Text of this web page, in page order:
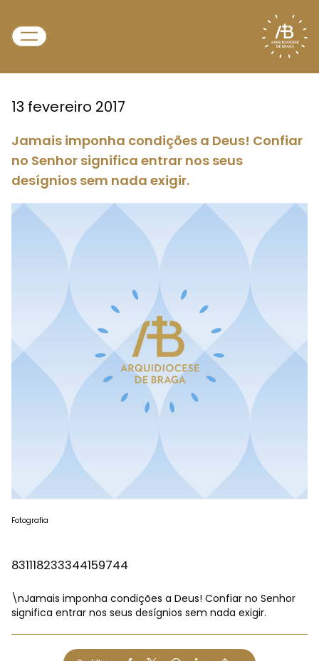
13 fevereiro 2017
Jamais imponha condições a Deus! Confiar
no Senhor significa entrar nos seus
desígnios sem nada exigir.
Fotografia
831118233344159744
\nJamais imponha condições a Deus! Confiar no Senhor
significa entrar nos seus desígnios sem nada exigir.